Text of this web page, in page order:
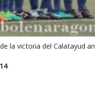
la victoria del Calatayud